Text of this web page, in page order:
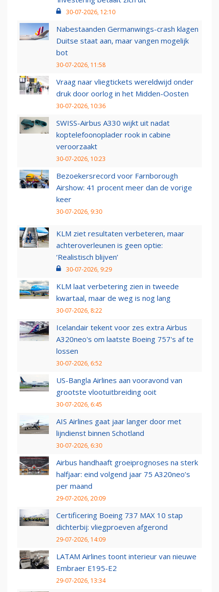
30-07-2026, 12:10
Nabestaanden Germanwings-crash klagen
Duitse staat aan, maar vangen mogelijk
bot
30-07-2026, 11:58
Vraag naar vliegtickets wereldwijd onder
druk door oorlog in het Midden-Oosten
30-07-2026, 10:36
SWISS-Airbus A330 wijkt uit nadat
koptelefoonoplader rook in cabine
veroorzaakt
30-07-2026, 10:23
Bezoekersrecord voor Farnborough
Airshow: 41 procent meer dan de vorige
keer
30-07-2026, 9:30
KLM ziet resultaten verbeteren, maar
achteroverleunen is geen optie:
‘Realistisch blijven’
30-07-2026, 9:29
KLM laat verbetering zien in tweede
kwartaal, maar de weg is nog lang
30-07-2026, 8:22
Icelandair tekent voor zes extra Airbus
A320neo's om laatste Boeing 757's af te
lossen
30-07-2026, 6:52
US-Bangla Airlines aan vooravond van
grootste vlootuitbreiding ooit
30-07-2026, 6:45
AIS Airlines gaat jaar langer door met
lijndienst binnen Schotland
30-07-2026, 6:30
Airbus handhaaft groeiprognoses na sterk
halfjaar: eind volgend jaar 75 A320neo’s
per maand
29-07-2026, 20:09
Certificering Boeing 737 MAX 10 stap
dichterbij: vliegproeven afgerond
29-07-2026, 14:09
LATAM Airlines toont interieur van nieuwe
Embraer E195-E2
29-07-2026, 13:34